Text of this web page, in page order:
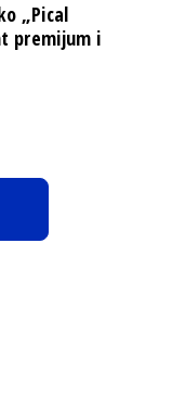
„Pical
premijum i